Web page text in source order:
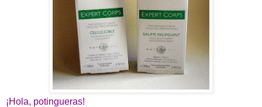
¡Hola, potingueras!